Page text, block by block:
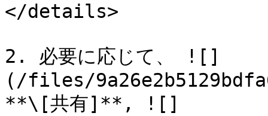
</details>
2. 必要に応じて、 ![]
(/files/
**\[共有]**, ![]